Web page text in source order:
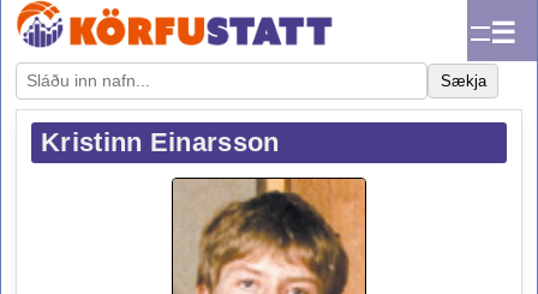
☰
Sækja
Kristinn Einarsson